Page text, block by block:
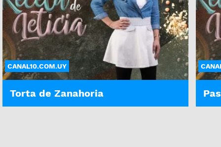
CANAL10.COM.UY
Torta de Zanahoria